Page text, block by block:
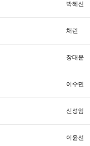
박혜신
채린
장대운
이수민
신성임
이윤선